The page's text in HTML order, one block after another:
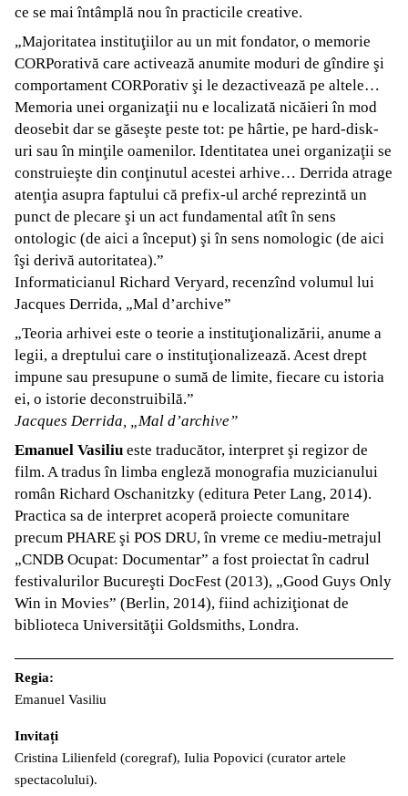
ce se mai întâmplă nou în practicile creative.
„Majoritatea instituţiilor au un mit fondator, o memorie
CORPorativă care activează anumite moduri de gîndire şi
comportament CORPorativ şi le dezactivează pe altele…
Memoria unei organizaţii nu e localizată nicăieri în mod
deosebit dar se găseşte peste tot: pe hârtie, pe hard-disk-
uri sau în minţile oamenilor. Identitatea unei organizaţii se
construieşte din conţinutul acestei arhive… Derrida atrage
atenţia asupra faptului că prefix-ul arché reprezintă un
punct de plecare şi un act fundamental atît în sens
ontologic (de aici a început) şi în sens nomologic (de aici
îşi derivă autoritatea).”
Informaticianul Richard Veryard, recenzînd volumul lui
Jacques Derrida, „Mal d’archive”
„Teoria arhivei este o teorie a instituţionalizării, anume a
legii, a dreptului care o instituţionalizează. Acest drept
impune sau presupune o sumă de limite, fiecare cu istoria
ei, o istorie deconstruibilă.”
Jacques Derrida, „Mal d’archive”
Emanuel Vasiliu este traducător, interpret şi regizor de
film. A tradus în limba engleză monografia muzicianului
român Richard Oschanitzky (editura Peter Lang, 2014).
Practica sa de interpret acoperă proiecte comunitare
precum PHARE şi POS DRU, în vreme ce mediu-metrajul
„CNDB Ocupat: Documentar” a fost proiectat în cadrul
festivalurilor Bucureşti DocFest (2013), „Good Guys Only
Win in Movies” (Berlin, 2014), fiind achiziţionat de
biblioteca Universităţii Goldsmiths, Londra.
Regia:
Emanuel Vasiliu
Invitați
Cristina Lilienfeld (coregraf), Iulia Popovici (curator artele
spectacolului).